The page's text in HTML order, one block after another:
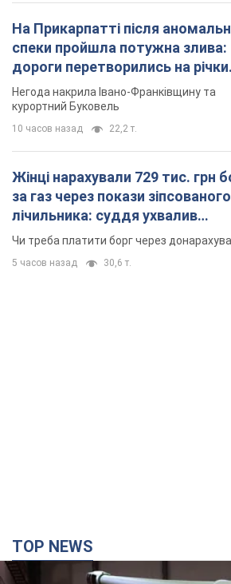
за газ через покази зіпсованого
лічильника: суддя ухвалив
неочікуване рішення
5 часов назад 30,6 т.